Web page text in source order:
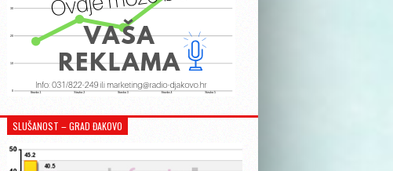
SLUŠANOST – GRAD ĐAKOVO